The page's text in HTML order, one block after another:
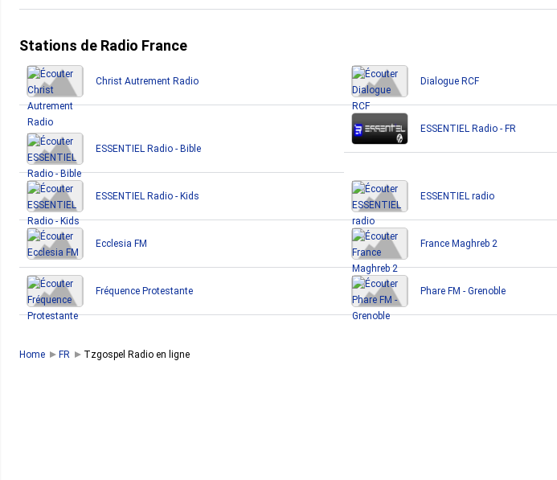
Stations de Radio France
Christ Autrement Radio Dialogue RCF
ESSENTIEL Radio - Bible
ESSENTIEL Radio - FR
ESSENTIEL Radio - Kids ESSENTIEL radio
Ecclesia FM France Maghreb 2
Fréquence Protestante Phare FM - Grenoble
Home FR Tzgospel Radio en ligne